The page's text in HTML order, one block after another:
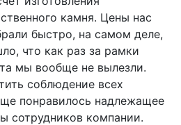
камня. Цены нас
быстро, на самом деле,
что как раз за рамки
мы вообще не вылезли.
соблюдение всех
понравилось надлежащее
сотрудников компании.